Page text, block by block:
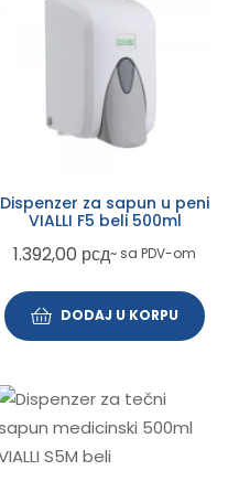
Dispenzer za sapun u peni
VIALLI F5 beli 500ml
1.392,00 рсд~ sa PDV-om
DODAJ U KORPU